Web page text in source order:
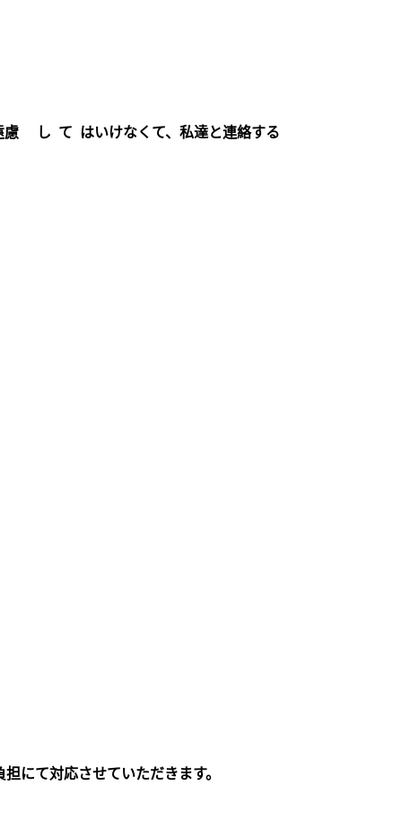
慮 し て はいけなくて、私達と連絡する
にて対応させていただきます。